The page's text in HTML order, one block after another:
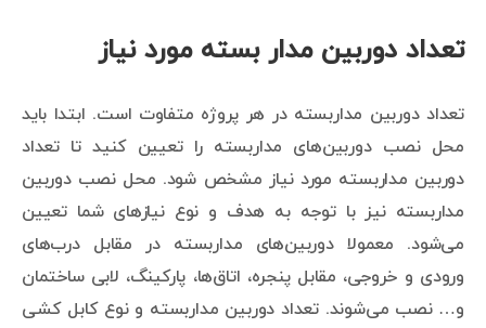
تعداد دوربین مدار بسته مورد نیاز
تعداد دوربین مداربسته در هر پروژه متفاوت است. ابتدا باید
محل نصب دوربین‌های مداربسته را تعیین کنید تا تعداد
دوربین مداربسته مورد نیاز مشخص شود. محل نصب دوربین
مداربسته نیز با توجه به هدف و نوع نیازهای شما تعیین
می‌شود. معمولا دوربین‌های مداربسته در مقابل درب‌های
ورودی و خروجی، مقابل پنجره، اتاق‌ها، پارکینگ، لابی ساختمان
و… نصب می‌شوند. تعداد دوربین مداربسته و نوع کابل کشی